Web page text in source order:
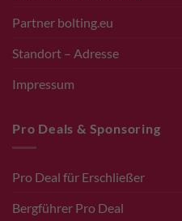
Partner bolting.eu
Standort – Adresse
Impressum
Pro Deals & Sponsoring
Pro Deal für Erschließer
Bergführer Pro Deal